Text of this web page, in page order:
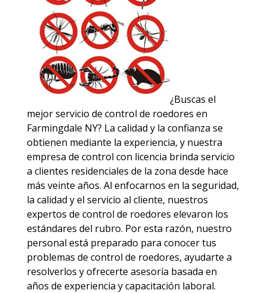
¿Buscas el
mejor servicio de control de roedores en
Farmingdale NY? La calidad y la confianza se
obtienen mediante la experiencia, y nuestra
empresa de control con licencia brinda servicio
a clientes residenciales de la zona desde hace
más veinte años. Al enfocarnos en la seguridad,
la calidad y el servicio al cliente, nuestros
expertos de control de roedores elevaron los
estándares del rubro. Por esta razón, nuestro
personal está preparado para conocer tus
problemas de control de roedores, ayudarte a
resolverlos y ofrecerte asesoría basada en
años de experiencia y capacitación laboral.